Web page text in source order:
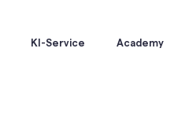
KI-Service Academy